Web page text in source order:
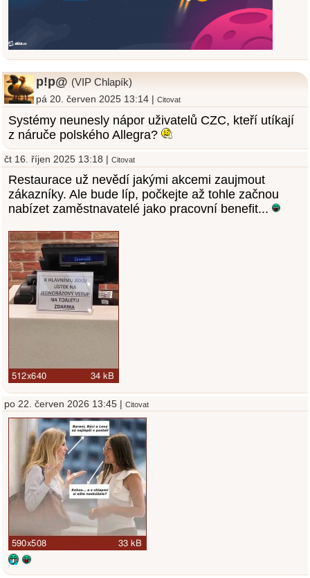
p!p@ (VIP Chlapík)
pá 20. červen 2025 13:14 |Citovat
Systémy neunesly nápor uživatelů CZC, kteří utíkají
z náruče polského Allegra?
čt 16. říjen 2025 13:18 | Citovat
Restaurace už nevědí jakými akcemi zaujmout
zákazníky. Ale bude líp, počkejte až tohle začnou
nabízet zaměstnavatelé jako pracovní benefit...
po 22. červen 2026 13:45 | Citovat